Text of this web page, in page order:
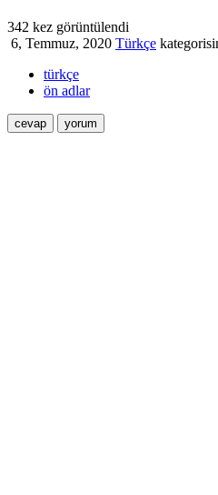
342 kez görüntülendi
6, Temmuz, 2020 Türkçe
türkçe
ön adlar